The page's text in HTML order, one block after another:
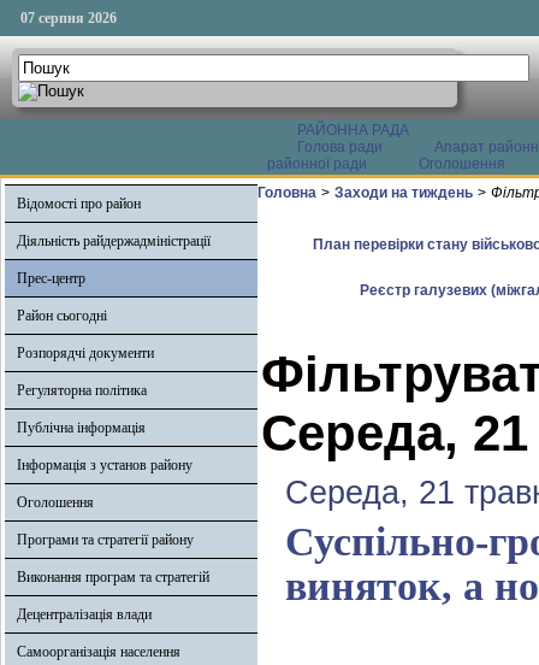
07 серпня 2026
РАЙОННА РАДА
Голова ради
Апарат
районної ради
Оголошення
Відомості про район
Діяльність райдержадміністрації
Прес-центр
Район сьогодні
Розпорядчі документи
Регуляторна політика
Публічна інформація
Інформація з установ району
Оголошення
Програми та стратегії району
Виконання програм та стратегій
Децентралізація влади
Самоорганізація населення
Головна > Заходи на тиждень >
План перевірки стану
Реєстр галузевих
Середа,
Середа, 21
Суспільно-
виняток, а